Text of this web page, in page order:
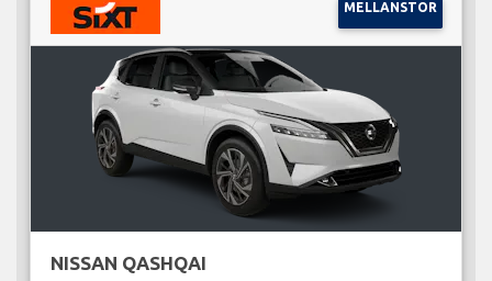
MELLANSTOR
NISSAN QASHQAI